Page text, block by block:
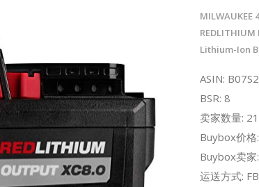
Lithium-Ion
ASIN:
BSR: 8
卖家数量: 21
Buybox价
Buybox卖
运送方式: